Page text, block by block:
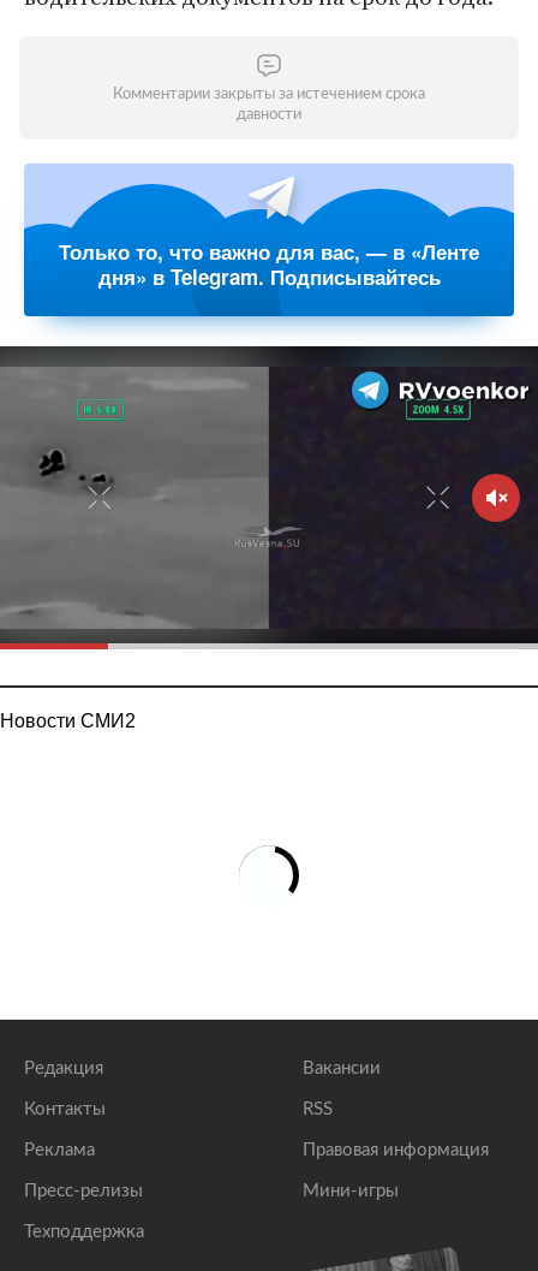
Комментарии закрыты за истечением срока
давности
Только то, что важно для вас, — в «Ленте
дня» в Telegram. Подписывайтесь
Новости СМИ2
Редакция
Контакты
Реклама
Пресс-релизы
Техподдержка
Вакансии
RSS
Правовая информация
Мини-игры